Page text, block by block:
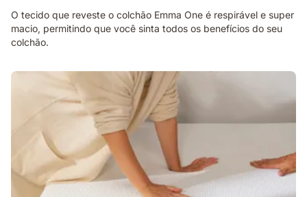
O tecido que reveste o colchão Emma One é respirável e super
macio, permitindo que você sinta todos os benefícios do seu
colchão.